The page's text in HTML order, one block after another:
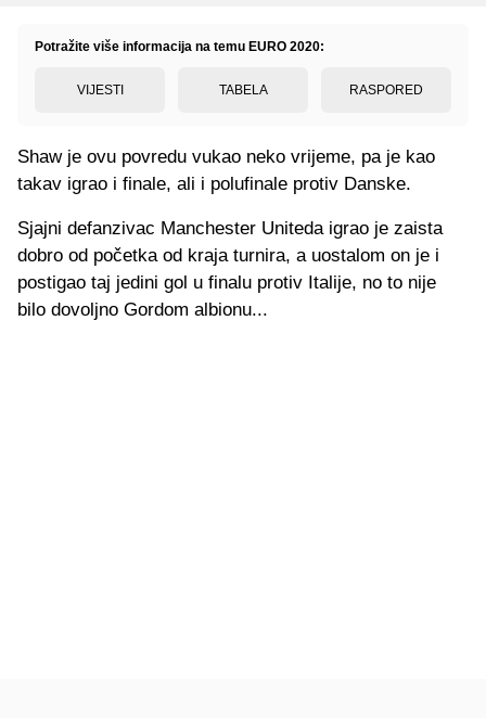
Potražite više informacija na temu EURO 2020:
VIJESTI TABELA RASPORED
Shaw je ovu povredu vukao neko vrijeme, pa je kao
takav igrao i finale, ali i polufinale protiv Danske.
Sjajni defanzivac Manchester Uniteda igrao je zaista
dobro od početka od kraja turnira, a uostalom on je i
postigao taj jedini gol u finalu protiv Italije, no to nije
bilo dovoljno Gordom albionu...